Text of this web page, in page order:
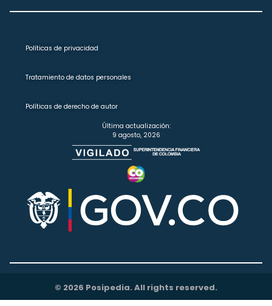
Políticas de privacidad
Tratamiento de datos personales
Políticas de derecho de autor
Última actualización:
9 agosto, 2026
© 2026 Posipedia. All rights reserved.